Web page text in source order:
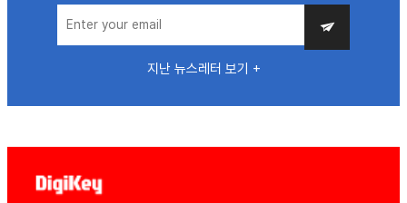
지난 뉴스레터 보기 +